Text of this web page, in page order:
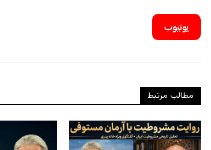
یوتیوب
مطالب مرتبط